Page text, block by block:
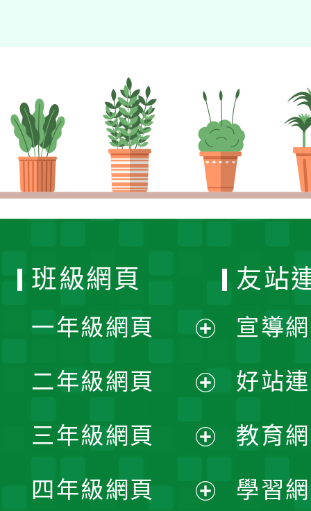
班級網頁
一年級網頁
開
選
單
二年級網頁
開
選
三年級網頁
四年級網頁
友站
宣導
好站
教育
學習